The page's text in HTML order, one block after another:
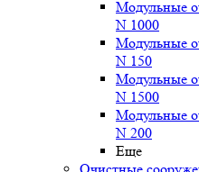
Модульные
N 1000
Модульные
N 150
Модульные
N 1500
Модульные
N 200
Еще